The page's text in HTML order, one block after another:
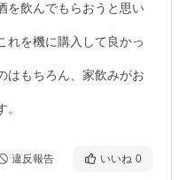
を飲んでもらおうと思い
れを機に購入して良かっ
はもちろん、家飲みがお
違反報告 いいね 0